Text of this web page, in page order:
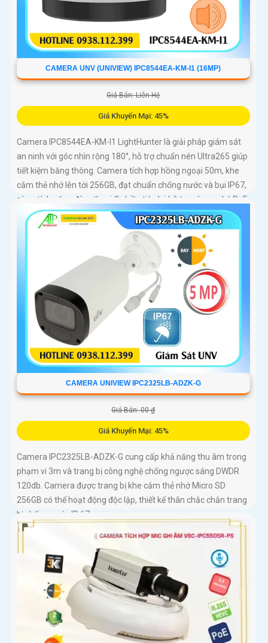
CAMERA UNV (UNIVIEW) IPC8544EA-KM-I1 (16MP)
Giá Bán: Liên Hệ
Giá Khuyến Mại: 45%
Camera IPC8544EA-KM-I1 LightHunter là giải pháp giám sát
an ninh với góc nhìn rộng 180°, hỗ trợ chuẩn nén Ultra265 giúp
tiết kiệm băng thông. Camera tích hợp hồng ngoại 50m, khe
cắm thẻ nhớ lên tới 256GB, đạt chuẩn chống nước và bụi IP67,
cùng tính năng đàm thoại 2 chiều tiện lợi hỗ trợ công nghệ PoE
camera dễ dàng lắp đặt và sử dụng hiệu quả
CAMERA UNIVIEW IPC2325LB-ADZK-G
Giá Bán: 00 ₫
Giá Khuyến Mại: 45%
Camera IPC2325LB-ADZK-G cung cấp khả năng thu âm trong
phạm vi 3m và trang bị công nghệ chống ngược sáng DWDR
120db. Camera được trang bị khe cắm thẻ nhớ Micro SD
256GB có thể hoạt động độc lập, thiết kế thân chắc chắn trang
bị chống nước IP 67